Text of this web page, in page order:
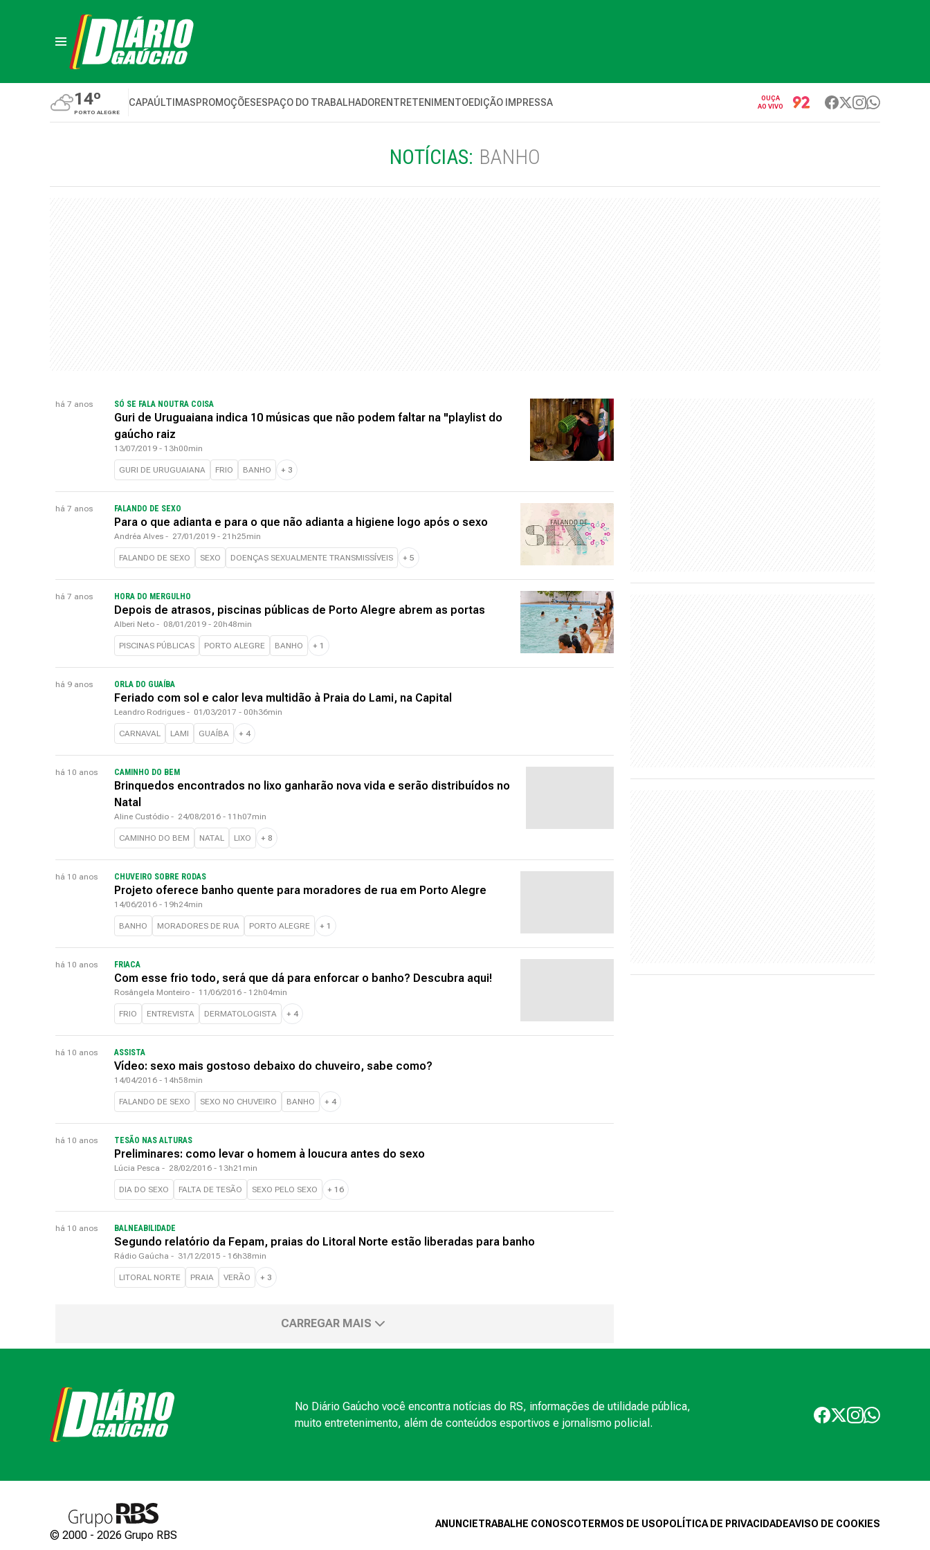
14º
PORTO ALEGRE
CAPAÚLTIMASPROMOÇÕESESPAÇO DO TRABALHADORENTRETENIMENTOEDIÇÃO IMPRESSA
OUÇA
AO VIVO
NOTÍCIAS: BANHO
há 7 anos SÓ SE FALA NOUTRA COISA
Guri de Uruguaiana indica 10 músicas que não podem faltar na "playlist do
gaúcho raiz
13/07/2019 - 13h00min
GURI DE URUGUAIANA FRIO BANHO + 3
há 7 anos FALANDO DE SEXO
Para o que adianta e para o que não adianta a higiene logo após o sexo
Andréa Alves - 27/01/2019 - 21h25min
FALANDO DE SEXO SEXO DOENÇAS SEXUALMENTE TRANSMISSÍVEIS + 5
há 7 anos HORA DO MERGULHO
Depois de atrasos, piscinas públicas de Porto Alegre abrem as portas
Alberi Neto - 08/01/2019 - 20h48min
PISCINAS PÚBLICAS PORTO ALEGRE BANHO + 1
há 9 anos ORLA DO GUAÍBA
Feriado com sol e calor leva multidão à Praia do Lami, na Capital
Leandro Rodrigues - 01/03/2017 - 00h36min
CARNAVAL LAMI GUAÍBA + 4
há 10 anos CAMINHO DO BEM
Brinquedos encontrados no lixo ganharão nova vida e serão distribuídos no
Natal
Aline Custódio - 24/08/2016 - 11h07min
CAMINHO DO BEM NATAL LIXO + 8
há 10 anos CHUVEIRO SOBRE RODAS
Projeto oferece banho quente para moradores de rua em Porto Alegre
14/06/2016 - 19h24min
BANHO MORADORES DE RUA PORTO ALEGRE + 1
há 10 anos FRIACA
Com esse frio todo, será que dá para enforcar o banho? Descubra aqui!
Rosângela Monteiro - 11/06/2016 - 12h04min
FRIO ENTREVISTA DERMATOLOGISTA + 4
há 10 anos ASSISTA
Vídeo: sexo mais gostoso debaixo do chuveiro, sabe como?
14/04/2016 - 14h58min
FALANDO DE SEXO SEXO NO CHUVEIRO BANHO + 4
há 10 anos TESÃO NAS ALTURAS
Preliminares: como levar o homem à loucura antes do sexo
Lúcia Pesca - 28/02/2016 - 13h21min
DIA DO SEXO FALTA DE TESÃO SEXO PELO SEXO + 16
há 10 anos BALNEABILIDADE
Segundo relatório da Fepam, praias do Litoral Norte estão liberadas para banho
Rádio Gaúcha - 31/12/2015 - 16h38min
LITORAL NORTE PRAIA VERÃO + 3
CARREGAR MAIS
No Diário Gaúcho você encontra notícias do RS, informações de utilidade pública,
muito entretenimento, além de conteúdos esportivos e jornalismo policial.
ANUNCIETRABALHE CONOSCOTERMOS DE USO POLÍTICA DE PRIVACIDADEAVISO DE COOKIES
© 2000 - 2026 Grupo RBS